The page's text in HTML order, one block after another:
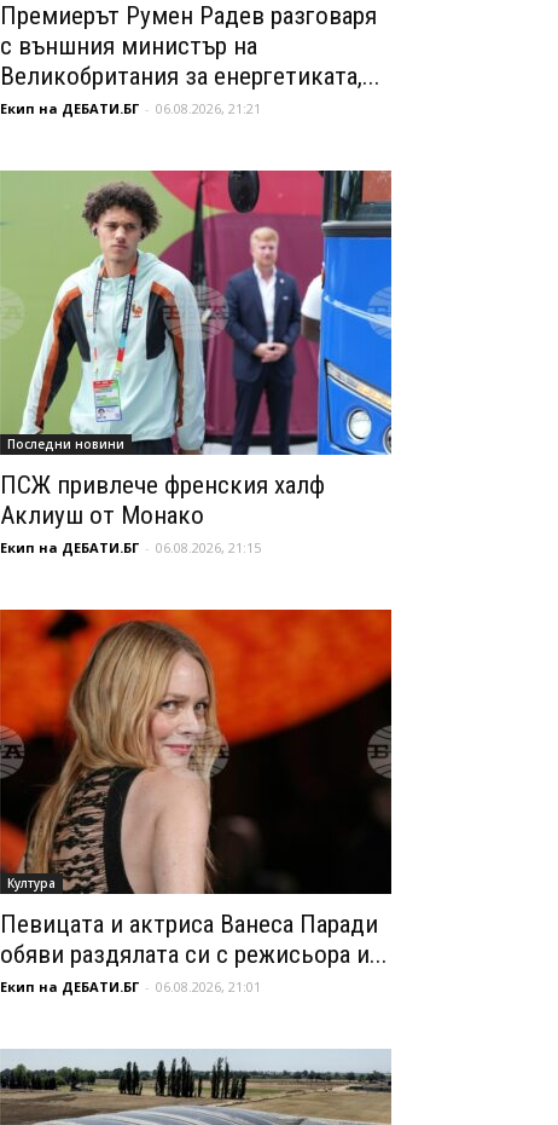
Премиерът Румен Радев разговаря
с външния министър на
Великобритания за енергетиката,...
Екип на ДЕБАТИ.БГ - 06.08.2026, 21:21
Последни новини
ПСЖ привлече френския халф
Аклиуш от Монако
Екип на ДЕБАТИ.БГ - 06.08.2026, 21:15
Култура
Певицата и актриса Ванеса Паради
обяви раздялата си с режисьора и...
Екип на ДЕБАТИ.БГ - 06.08.2026, 21:01